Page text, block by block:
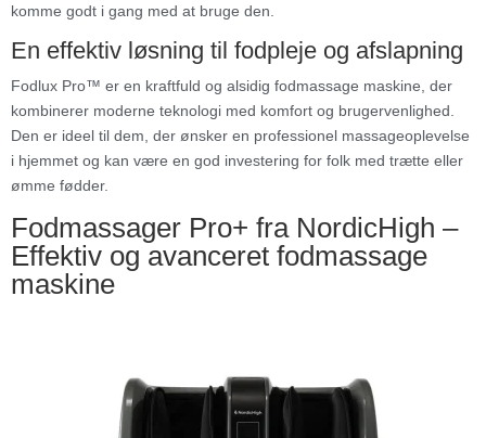
komme godt i gang med at bruge den.
En effektiv løsning til fodpleje og afslapning
Fodlux Pro™ er en kraftfuld og alsidig fodmassage maskine, der
kombinerer moderne teknologi med komfort og brugervenlighed.
Den er ideel til dem, der ønsker en professionel massageoplevelse
i hjemmet og kan være en god investering for folk med trætte eller
ømme fødder.
Fodmassager Pro+ fra NordicHigh –
Effektiv og avanceret fodmassage
maskine